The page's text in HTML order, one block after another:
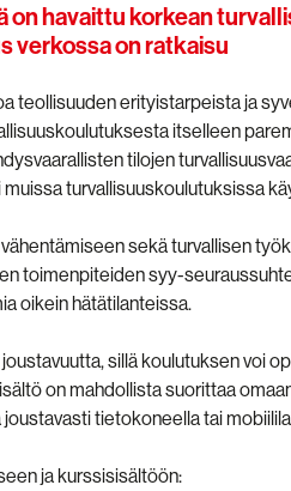
havaittu korkean
verkossa on ratkaisu
teollisuuden erityistarpeista ja
itselleen
tilojen
turvallisuuskoulutuksissa
sekä turvallisen
toimenpiteiden syy-
oikein hätätilanteissa.
sillä koulutuksen voi
on mahdollista suorittaa
tietokoneella tai
ja kurssisisältöön: